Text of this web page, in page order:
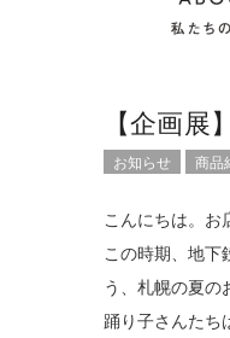
【企画
お知らせ 商品
こんにちは。お
この時期、地下
う、札幌の夏の
踊り子さんたち